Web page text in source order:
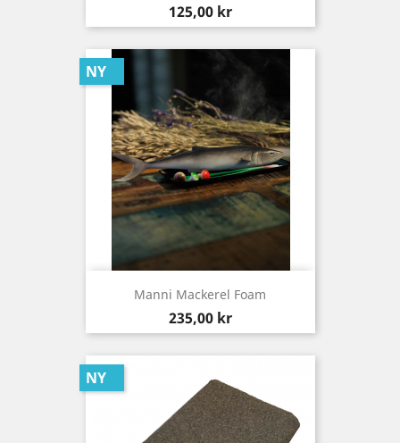
Pris
125,00 kr
Manni Mackerel Foam
Pris
235,00 kr
NY
NY